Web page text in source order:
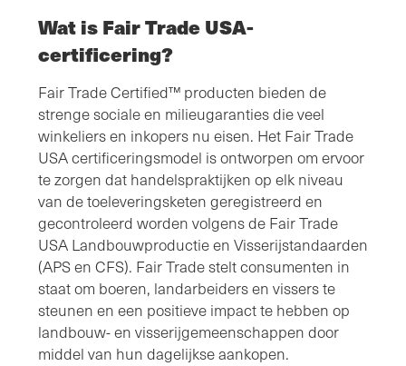
Wat is Fair Trade USA-
certificering?
Fair Trade Certified™ producten bieden de
strenge sociale en milieugaranties die veel
winkeliers en inkopers nu eisen. Het Fair Trade
USA certificeringsmodel is ontworpen om ervoor
te zorgen dat handelspraktijken op elk niveau
van de toeleveringsketen geregistreerd en
gecontroleerd worden volgens de Fair Trade
USA Landbouwproductie en Visserijstandaarden
(APS en CFS). Fair Trade stelt consumenten in
staat om boeren, landarbeiders en vissers te
steunen en een positieve impact te hebben op
landbouw- en visserijgemeenschappen door
middel van hun dagelijkse aankopen.